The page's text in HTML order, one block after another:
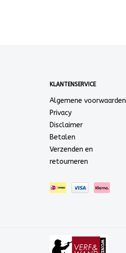
KLANTENSERVICE
Algemene voorwaarden
Privacy
Disclaimer
Betalen
Verzenden en
retourneren